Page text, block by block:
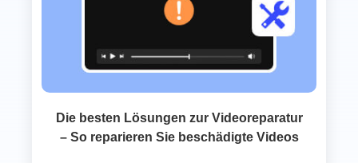
Die besten Lösungen zur Videoreparatur
– So reparieren Sie beschädigte Videos